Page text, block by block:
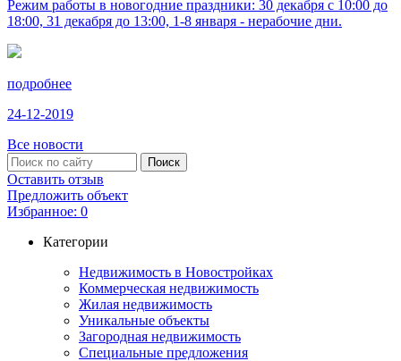
Режим работы в новогодние праздники: 30 декабря с 10:00 до
18:00, 31 декабря до 13:00, 1-8 января - нерабочие дни.
подробнее
24-12-2019
Все новости
Оставить отзыв
Предложить объект
Избранное: 0
Категории
Недвижимость в Новостройках
Коммерческая недвижимость
Жилая недвижимость
Уникальные объекты
Загородная недвижимость
Специальные предложения